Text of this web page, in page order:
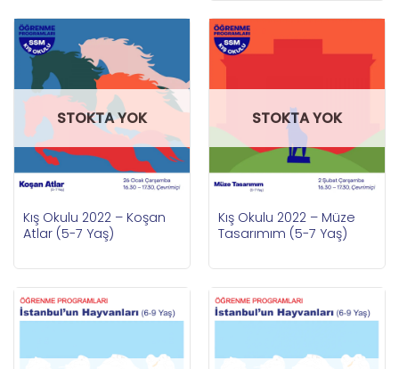
STOKTA YOK
Kış Okulu 2022 – Koşan
Atlar (5-7 Yaş)
STOKTA YOK
Kış Okulu 2022 – Müze
Tasarımım (5-7 Yaş)